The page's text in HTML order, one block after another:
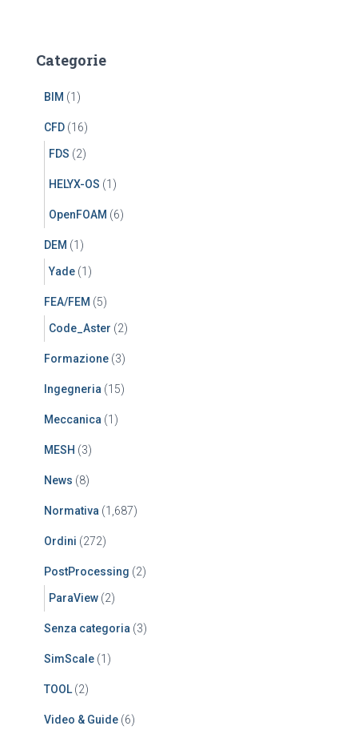
Categorie
BIM (1)
CFD (16)
FDS (2)
HELYX-OS (1)
OpenFOAM (6)
DEM (1)
Yade (1)
FEA/FEM (5)
Code_Aster (2)
Formazione (3)
Ingegneria (15)
Meccanica (1)
MESH (3)
News (8)
Normativa (1,687)
Ordini (272)
PostProcessing (2)
ParaView (2)
Senza categoria (3)
SimScale (1)
TOOL(2)
Video & Guide (6)